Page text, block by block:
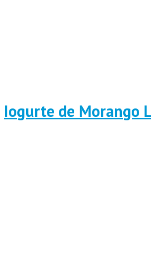
Iogurte de Morango